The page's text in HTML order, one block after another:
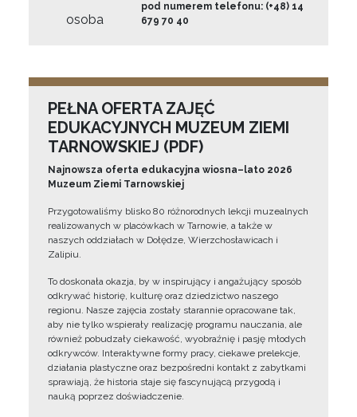
osoba
pod numerem telefonu: (+48) 14
679 70 40
PEŁNA OFERTA ZAJĘĆ
EDUKACYJNYCH MUZEUM ZIEMI
TARNOWSKIEJ (PDF)
Najnowsza oferta edukacyjna wiosna–lato 2026
Muzeum Ziemi Tarnowskiej
Przygotowaliśmy blisko 80 różnorodnych lekcji muzealnych
realizowanych w placówkach w Tarnowie, a także w
naszych oddziałach w Dołędze, Wierzchosławicach i
Zalipiu.
To doskonała okazja, by w inspirujący i angażujący sposób
odkrywać historię, kulturę oraz dziedzictwo naszego
regionu. Nasze zajęcia zostały starannie opracowane tak,
aby nie tylko wspierały realizację programu nauczania, ale
również pobudzały ciekawość, wyobraźnię i pasję młodych
odkrywców. Interaktywne formy pracy, ciekawe prelekcje,
działania plastyczne oraz bezpośredni kontakt z zabytkami
sprawiają, że historia staje się fascynującą przygodą i
nauką poprzez doświadczenie.